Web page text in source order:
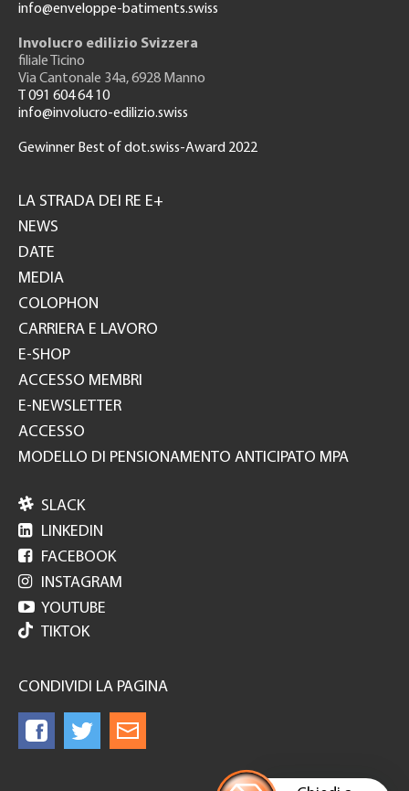
info@enveloppe-batiments.swiss
Involucro edilizio Svizzera
filiale Ticino
Via Cantonale 34a, 6928 Manno
T 091 604 64 10
info@involucro-edilizio.swiss
Gewinner Best of dot.swiss-Award 2022
GH
LA STRADA DEI RE E+
NEWS
DATE
MEDIA
COLOPHON
CARRIERA E LAVORO
E-SHOP
ACCESSO MEMBRI
E-NEWSLETTER
ACCESSO
MODELLO DI PENSIONAMENTO ANTICIPATO MPA
 SLACK
 LINKEDIN
 FACEBOOK
 INSTAGRAM
 YOUTUBE
TIKTOK
CONDIVIDI LA PAGINA